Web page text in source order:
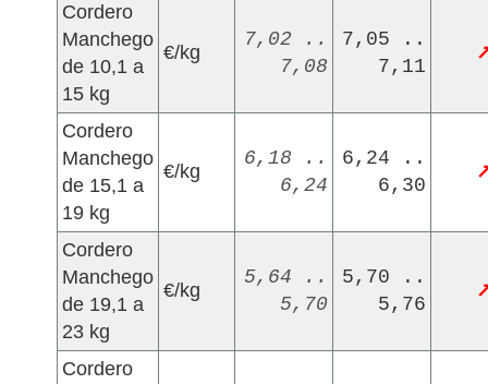
Cordero
Manchego
de 10,1 a
15 kg
€/kg
7,02 ..
7,08
7,05 ..
7,11
Cordero
Manchego
de 15,1 a
19 kg
€/kg
6,18 ..
6,24
6,24 ..
6,30
Cordero
Manchego
de 19,1 a
23 kg
€/kg
5,64 ..
5,70
5,70 ..
5,76
Cordero